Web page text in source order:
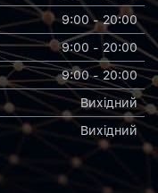
9:00 - 20:00
9:00 - 20:00
9:00 - 20:00
Вихiдний
Вихiдний